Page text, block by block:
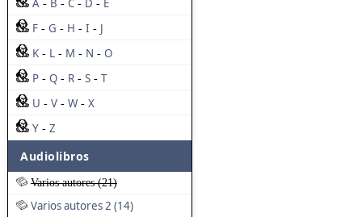
A - B - C - D - E
F - G - H - I - J
K - L - M - N - O
P - Q - R - S - T
U - V - W - X
Y - Z
Audiolibros
Varios autores (21)
Varios autores 2 (14)